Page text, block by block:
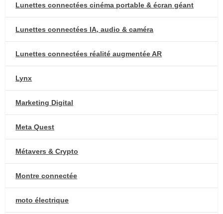
Lunettes connectées cinéma portable & écran géant
Lunettes connectées IA, audio & caméra
Lunettes connectées réalité augmentée AR
Lynx
Marketing Digital
Meta Quest
Métavers & Crypto
Montre connectée
moto électrique